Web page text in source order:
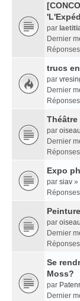
par
Dernier
trucs
par
Dernier
Théâtre
par
Dernier
Expo
par siav »
Peinture
par
Dernier
Se
Moss?
par
Dernier